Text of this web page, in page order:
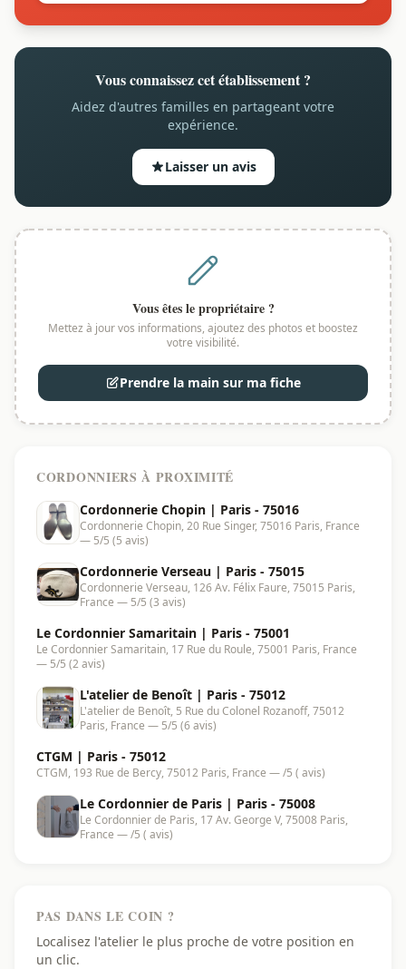
Vous connaissez cet établissement ?
Aidez d'autres familles en partageant votre
expérience.
Laisser un avis
Vous êtes le propriétaire ?
Mettez à jour vos informations, ajoutez des photos et boostez
votre visibilité.
Prendre la main sur ma fiche
CORDONNIERS À PROXIMITÉ
Cordonnerie Chopin | Paris - 75016
Cordonnerie Chopin, 20 Rue Singer, 75016 Paris, France
— 5/5 (5 avis)
Cordonnerie Verseau | Paris - 75015
Cordonnerie Verseau, 126 Av. Félix Faure, 75015 Paris,
France — 5/5 (3 avis)
Le Cordonnier Samaritain | Paris - 75001
Le Cordonnier Samaritain, 17 Rue du Roule, 75001 Paris, France
— 5/5 (2 avis)
L'atelier de Benoît | Paris - 75012
L'atelier de Benoît, 5 Rue du Colonel Rozanoff, 75012
Paris, France — 5/5 (6 avis)
CTGM | Paris - 75012
CTGM, 193 Rue de Bercy, 75012 Paris, France — /5 ( avis)
Le Cordonnier de Paris | Paris - 75008
Le Cordonnier de Paris, 17 Av. George V, 75008 Paris,
France — /5 ( avis)
PAS DANS LE COIN ?
Localisez l'atelier le plus proche de votre position en
un clic.